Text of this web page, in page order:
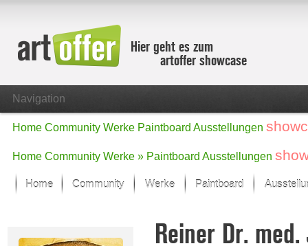
Hier geht es zum
artoffer showcase
Navigation
Home Community Werke Paintboard Ausstellungen
Home Community Werke » Paintboard Ausstellungen
Home Community Werke
Der letzte Monat im Fokus
Alle Fokus-Werke
Paintboard
Reiner Dr.